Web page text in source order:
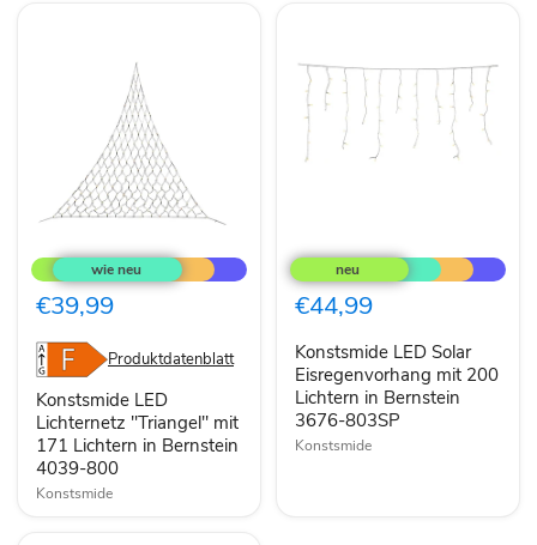
LED
Lichternetz
"Triangel"
mit
171
Lichtern
in
Bernstein
4039-
800
€39,99
Produktdatenblatt
Konstsmide LED
Lichternetz "Triangel" mit
171 Lichtern in Bernstein
4039-800
Konstsmide
LED
Solar
Eisregenvorhang
mit
Lichtern
in
Bernstein
3676-
803SP
€44,99
Konstsmide LED Solar
Eisregenvorhang mit 200
Lichtern in Bernstein
3676-803SP
Konstsmide